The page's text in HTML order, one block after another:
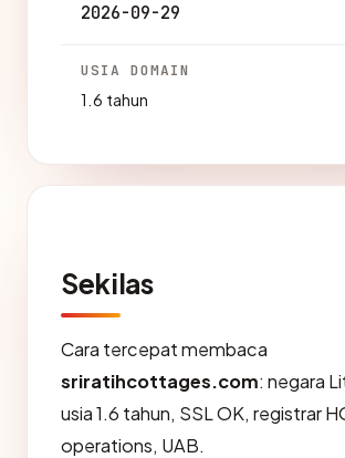
2026-09-29
USIA DOMAIN
1.6 tahun
Sekilas
Cara tercepat membaca
sriratihcottages.com: negara
usia 1.6 tahun, SSL OK, registrar
operations, UAB.